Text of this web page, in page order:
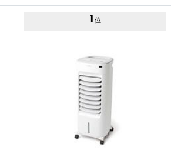
1 位